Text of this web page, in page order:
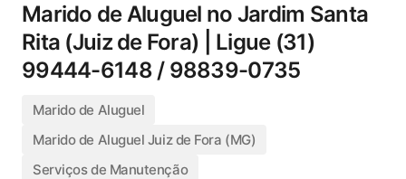
Marido de Aluguel no Jardim Santa
Rita (Juiz de Fora) | Ligue (31)
99444-6148 / 98839-0735
Marido de Aluguel
Marido de Aluguel Juiz de Fora (MG)
Serviços de Manutenção